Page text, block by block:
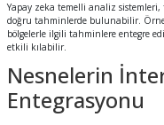
Yapay zeka temelli analiz
doğru tahminlerde bulunabilir.
bölgelerle ilgili tahminlere entegre
etkili kılabilir.
Nesnelerin
Entegrasyonu